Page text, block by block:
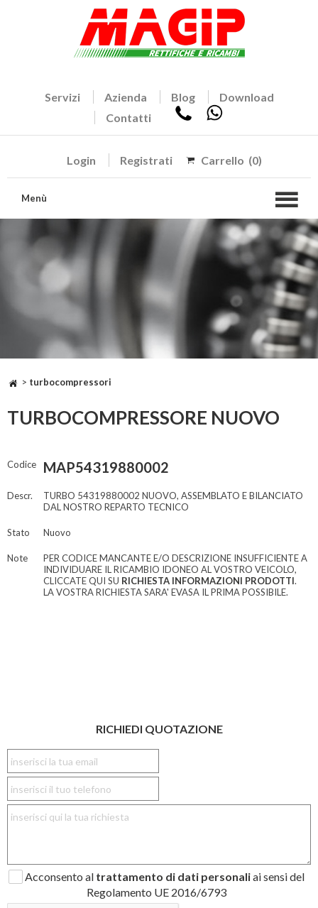
Servizi Azienda Blog
Download
Contatti
Login Registrati Carrello (0)
Menù
> turbocompressori
TURBOCOMPRESSORE NUOVO
Codice MAP54319880002
Descr.
TURBO 54319880002 NUOVO, ASSEMBLATO E BILANCIATO
DAL NOSTRO REPARTO TECNICO
Stato Nuovo
Note
PER CODICE MANCANTE E/O DESCRIZIONE INSUFFICIENTE A
INDIVIDUARE IL RICAMBIO IDONEO AL VOSTRO VEICOLO,
CLICCATE QUI SU RICHIESTA INFORMAZIONI PRODOTTI.
LA VOSTRA RICHIESTA SARA' EVASA IL PRIMA POSSIBILE.
RICHIEDI QUOTAZIONE
Acconsento al trattamento di dati personaliai sensi del
Regolamento UE 2016/6793